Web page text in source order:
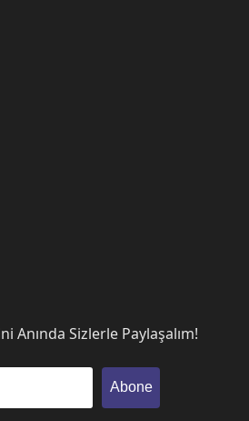
İngiltere
Anında Sizlerle Paylaşalım!
Abone